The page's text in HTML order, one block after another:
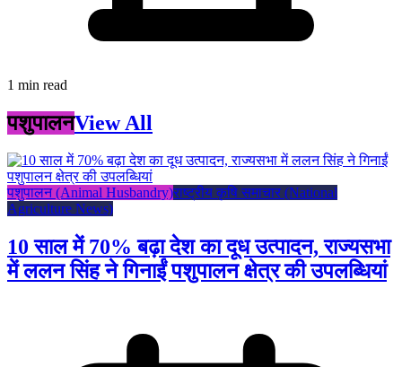
1 min read
पशुपालनView All
पशुपालन (Animal Husbandry)राष्ट्रीय कृषि समाचार (National
Agriculture News)
10 साल में 70% बढ़ा देश का दूध उत्पादन, राज्यसभा
में ललन सिंह ने गिनाईं पशुपालन क्षेत्र की उपलब्धियां